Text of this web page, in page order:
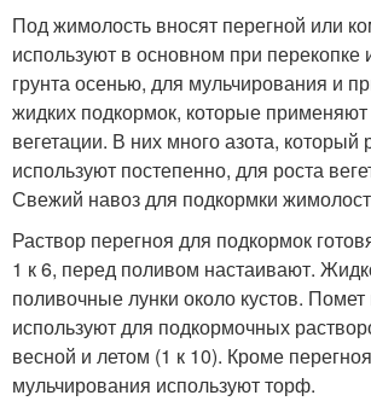
Под жимолость вносят перегной или
используют в основном при перекопке
грунта осенью, для мульчирования и
жидких подкормок, которые применяют
вегетации. В них много азота, который
используют постепенно, для роста
Свежий навоз для подкормки
Раствор перегноя для подкормок
1 к 6, перед поливом настаивают.
поливочные лунки около кустов. Помет
используют для подкормочных
весной и летом (1 к 10). Кроме
мульчирования используют торф.